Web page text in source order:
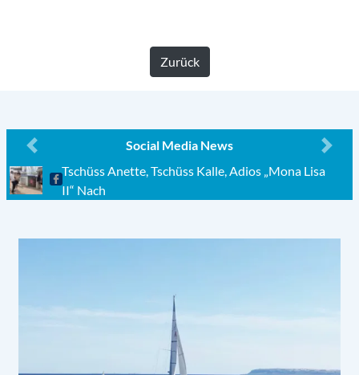
Zurück
Social Media News
Previous
Next
Tschüss Anette, Tschüss Kalle, Adios „Mona Lisa
II“ Nach